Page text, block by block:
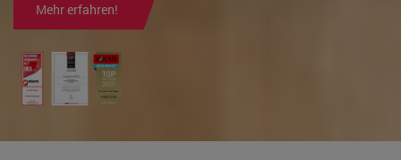
Mehr erfahren!